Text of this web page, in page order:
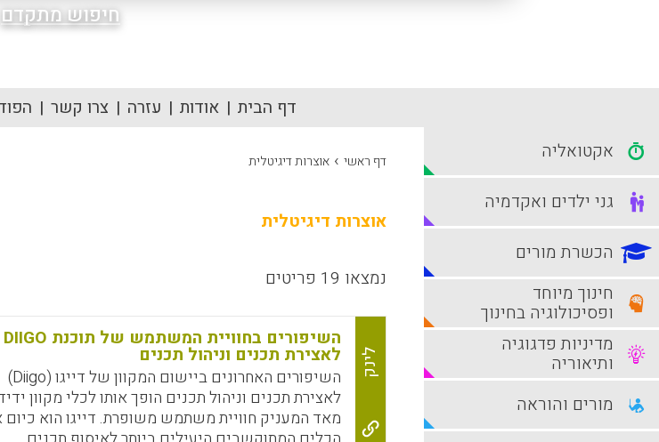
חיפוש מתקדם
דף הבית אודות עזרה צרו קשר
דף ראשי › אוצרות דיגיטלית
אוצרות דיגיטלית
נמצאו 19 פריטים
לינק
השיפורים בחוויית המשתמש של תוכנת DIIGO
לאצירת תכנים וניהול תכנים
השיפורים האחרונים ביישום המקוון של דייגו (Diigo)
לאצירת תכנים וניהול תכנים הופך אותו לכלי מקוון
מאד המעניק חוויית משתמש משופרת. דייגו הוא
אקטואליה
גני ילדים ואקדמיה
הכשרת מורים
חינוך מיוחד
ופסיכולוגיה בחינוך
מדיניות פדגוגיה
ותיאוריה
מורים והוראה